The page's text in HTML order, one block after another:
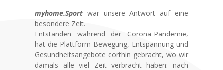
myhome.Sportwar unse­re Ant­wort auf eine
beson­de­re Zeit.
Ent­stan­den wäh­rend der Coro­na-Pan­de­mie,
hat die Platt­form Bewe­gung, Ent­span­nung und
Gesund­heits­an­ge­bo­te dort­hin gebracht, wo wir
damals alle viel Zeit ver­bracht haben: nach